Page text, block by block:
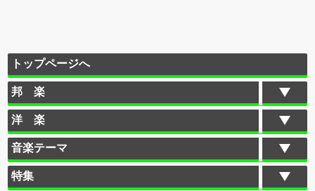
トップページへ
邦 楽
洋 楽
音楽テーマ
特集